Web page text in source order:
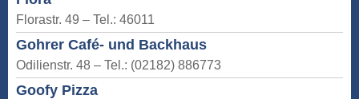
Florastr. 49 – Tel.: 46011
Gohrer Café- und Backhaus
Odilienstr. 48 – Tel.: (02182) 886773
Goofy Pizza